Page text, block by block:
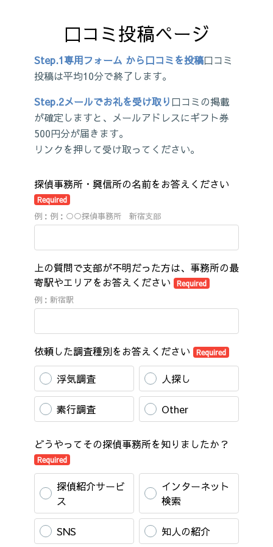
口コミ投稿ページ
Step.1専用フォーム から口コミを投稿口コミ
投稿は平均10分で終了します。
Step.2メールでお礼を受け取り 口コミの掲載
が確定しますと、メールアドレスにギフト券
500円分が届きます。
リンクを押して受け取ってください。
探偵事務所・興信所の名前をお答えください
Required
例：例：○○探偵事務所 新宿支部
上の質問で支部が不明だった方は、事務所の最
寄駅やエリアをお答えください
Required
例：新宿駅
依頼した調査種別をお答えください Required
浮気調査 人探し
素行調査 Other
どうやってその探偵事務所を知りましたか？
Required
探偵紹介サービ
ス
インターネット
検索
SNS 知人の紹介